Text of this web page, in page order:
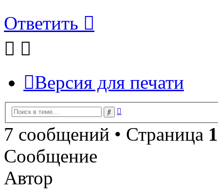
Ответить
Версия для печати
Поиск
7 сообщений • Страница 1
Сообщение
Автор